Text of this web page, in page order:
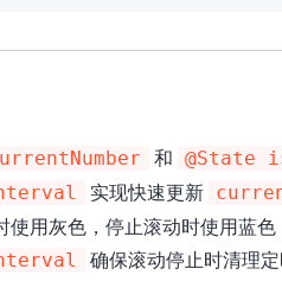
和 @State
实现快速更新
使用灰色，停止滚动时使用蓝
确保滚动停止时清理